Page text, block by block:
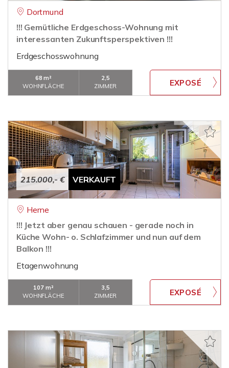
Dortmund
!!! Gemütliche Erdgeschoss-Wohnung mit
interessanten Zukunftsperspektiven !!!
Erdgeschosswohnung
68 m²
WOHNFLÄCHE
2,5
ZIMMER
215.000,- € VERKAUFT
Herne
!!! Jetzt aber genau schauen - gerade noch in
Küche Wohn- o. Schlafzimmer und nun auf dem
Balkon !!!
Etagenwohnung
107 m²
WOHNFLÄCHE
3,5
ZIMMER